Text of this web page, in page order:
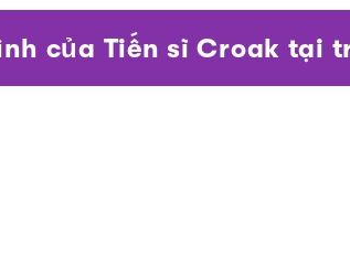
của Tiến sĩ Croak tại